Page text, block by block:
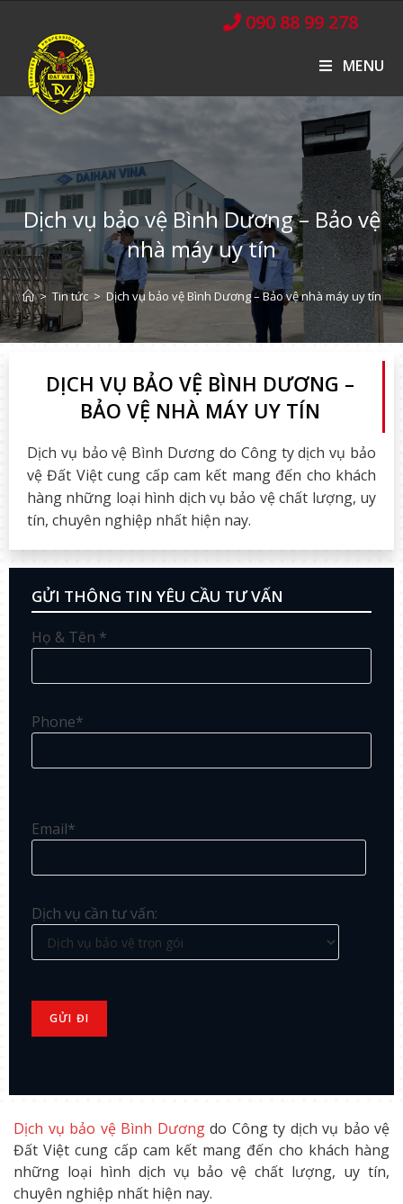
090 88 99 278
MENU
Dịch vụ bảo vệ Bình Dương – Bảo vệ
nhà máy uy tín
> Tin tức > Dịch vụ bảo vệ Bình Dương – Bảo vệ nhà máy uy tín
DỊCH VỤ BẢO VỆ BÌNH DƯƠNG –
BẢO VỆ NHÀ MÁY UY TÍN
Dịch vụ bảo vệ Bình Dương do Công ty dịch vụ bảo
vệ Đất Việt cung cấp cam kết mang đến cho khách
hàng những loại hình dịch vụ bảo vệ chất lượng, uy
tín, chuyên nghiệp nhất hiện nay.
GỬI THÔNG TIN YÊU CẦU TƯ VẤN
Họ & Tên *
Phone*
Email*
Dịch vụ cần tư vấn:
Dịch vụ bảo vệ Bình Dươngdo Công ty dịch vụ bảo vệ
Đất Việt cung cấp cam kết mang đến cho khách hàng
những loại hình dịch vụ bảo vệ chất lượng, uy tín,
chuyên nghiệp nhất hiện nay.